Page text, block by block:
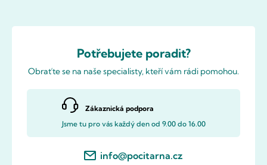
Potřebujete poradit?
Obraťte se na naše specialisty, kteří vám rádi pomohou.
Zákaznická podpora
Jsme tu pro vás každý den od 9.00 do 16.00
info@pocitarna.cz